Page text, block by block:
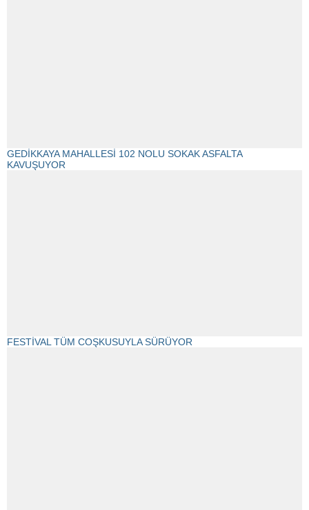
GEDİKKAYA MAHALLESİ 102 NOLU SOKAK ASFALTA
KAVUŞUYOR
FESTİVAL TÜM COŞKUSUYLA SÜRÜYOR